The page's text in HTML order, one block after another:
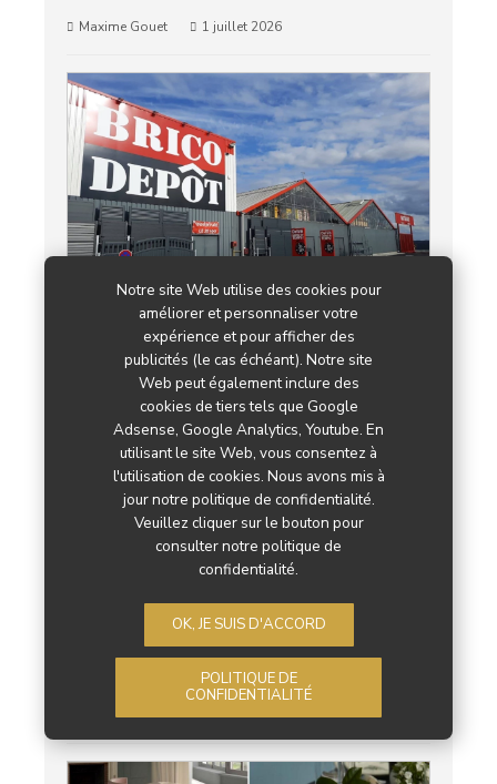
Notre site Web utilise des cookies pour
améliorer et personnaliser votre
expérience et pour afficher des
publicités (le cas échéant). Notre site
Web peut également inclure des
cookies de tiers tels que Google
Adsense, Google Analytics, Youtube. En
utilisant le site Web, vous consentez à
l'utilisation de cookies. Nous avons mis à
jour notre politique de confidentialité.
Veuillez cliquer sur le bouton pour
consulter notre politique de
confidentialité.
OK, JE SUIS D'ACCORD
POLITIQUE DE
CONFIDENTIALITÉ
Maxime Gouet 1 juillet 2026
Brico Dépôt ouvre son premier
magasin en franchise
Maxime Gouet 1 juin 2026
Ikea inaugure son premier magasin
compact à Limoges
Camille Borderie 27 mai 2026